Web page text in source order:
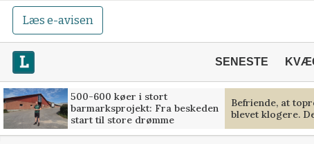
Læs e-avisen
SENESTE
500-600 køer i stort
barmarksprojekt: Fra beskeden
start til store drømme
Befriende, at
blevet klogere.